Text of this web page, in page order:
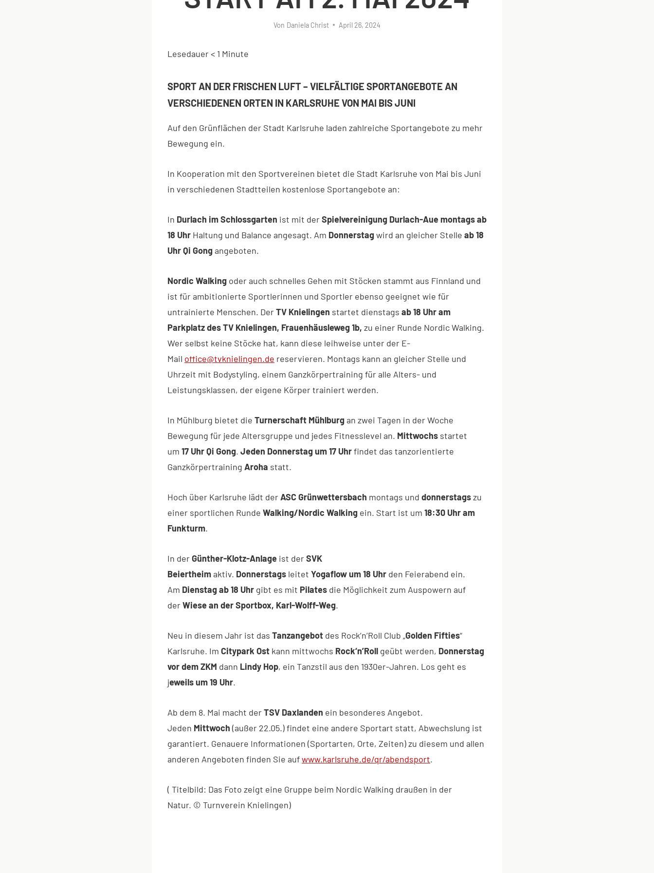
Von Daniela Christ April 26, 2024
Lesedauer< 1 Minute
SPORT AN DER FRISCHEN LUFT – VIELFÄLTIGE SPORTANGEBOTE AN
VERSCHIEDENEN ORTEN IN KARLSRUHE VON MAI BIS JUNI
Auf den Grünflächen der Stadt Karlsruhe laden zahlreiche Sportangebote zu mehr
Bewegung ein.
In Kooperation mit den Sportvereinen bietet die Stadt Karlsruhe von Mai bis Juni
in verschiedenen Stadtteilen kostenlose Sportangebote an:
In Durlach im Schlossgarten ist mit derSpielvereinigung Durlach-Aue montags ab
18 Uhr Haltung und Balance angesagt. Am Donnerstagwird an gleicher Stelle ab 18
Uhr Qi Gong angeboten.
Nordic Walking oder auch schnelles Gehen mit Stöcken stammt aus Finnland und
ist für ambitionierte Sportlerinnen und Sportler ebenso geeignet wie für
untrainierte Menschen. DerTV Knielingen startet dienstags ab 18 Uhr am
Parkplatz des TV Knielingen, Frauenhäusleweg 1b, zu einer Runde Nordic Walking.
Wer selbst keine Stöcke hat, kann diese leihweise unter der E-
Mail office@tvknielingen.de reservieren. Montags kann an gleicher Stelle und
Uhrzeit mit Bodystyling, einem Ganzkörpertraining für alle Alters- und
Leistungsklassen, der eigene Körper trainiert werden.
In Mühlburg bietet die Turnerschaft Mühlburg an zwei Tagen in der Woche
Bewegung für jede Altersgruppe und jedes Fitnesslevel an. Mittwochs startet
um 17 Uhr Qi Gong. Jeden Donnerstag um 17 Uhrfindet das tanzorientierte
Ganzkörpertraining Aroha statt.
Hoch über Karlsruhe lädt derASC Grünwettersbach montags und donnerstagszu
einer sportlichen Runde Walking/Nordic Walking ein. Start ist um 18:30 Uhr am
Funkturm.
In derGünther-Klotz-Anlage ist derSVK
Beiertheim aktiv. Donnerstags leitet Yogaflow um 18 Uhr den Feierabend ein.
Am Dienstag ab 18 Uhr gibt es mit Pilates die Möglichkeit zum Auspowern auf
derWiese an der Sportbox, Karl-Wolff-Weg.
Neu in diesem Jahr ist das Tanzangebot des Rock’n’Roll Club „Golden Fifties“
Karlsruhe. Im Citypark Ost kann mittwochs Rock‘n’Roll geübt werden, Donnerstag
vor dem ZKM dann Lindy Hop, ein Tanzstil aus den 1930er-Jahren. Los geht es
jeweils um 19 Uhr.
Ab dem 8. Mai macht derTSV Daxlanden ein besonderes Angebot.
Jeden Mittwoch (außer 22.05.) findet eine andere Sportart statt, Abwechslung ist
garantiert. Genauere Informationen (Sportarten, Orte, Zeiten) zu diesem und allen
anderen Angeboten finden Sie aufwww.karlsruhe.de/qr/abendsport.
( Titelbild: Das Foto zeigt eine Gruppe beim Nordic Walking draußen in der
Natur. © Turnverein Knielingen)